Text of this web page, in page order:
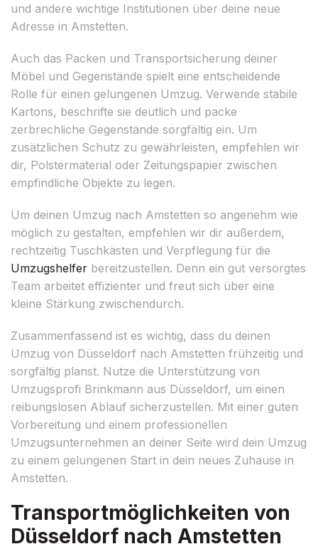
und andere wichtige Institutionen über deine neue
Adresse in Amstetten.
Auch das Packen und Transportsicherung deiner
Möbel und Gegenstände spielt eine entscheidende
Rolle für einen gelungenen Umzug. Verwende stabile
Kartons, beschrifte sie deutlich und packe
zerbrechliche Gegenstände sorgfältig ein. Um
zusätzlichen Schutz zu gewährleisten, empfehlen wir
dir, Polstermaterial oder Zeitungspapier zwischen
empfindliche Objekte zu legen.
Um deinen Umzug nach Amstetten so angenehm wie
möglich zu gestalten, empfehlen wir dir außerdem,
rechtzeitig Tuschkästen und Verpflegung für die
Umzugshelfer bereitzustellen. Denn ein gut versorgtes
Team arbeitet effizienter und freut sich über eine
kleine Stärkung zwischendurch.
Zusammenfassend ist es wichtig, dass du deinen
Umzug von Düsseldorf nach Amstetten frühzeitig und
sorgfältig planst. Nutze die Unterstützung von
Umzugsprofi Brinkmann aus Düsseldorf, um einen
reibungslosen Ablauf sicherzustellen. Mit einer guten
Vorbereitung und einem professionellen
Umzugsunternehmen an deiner Seite wird dein Umzug
zu einem gelungenen Start in dein neues Zuhause in
Amstetten.
Transportmöglichkeiten von
Düsseldorf nach Amstetten